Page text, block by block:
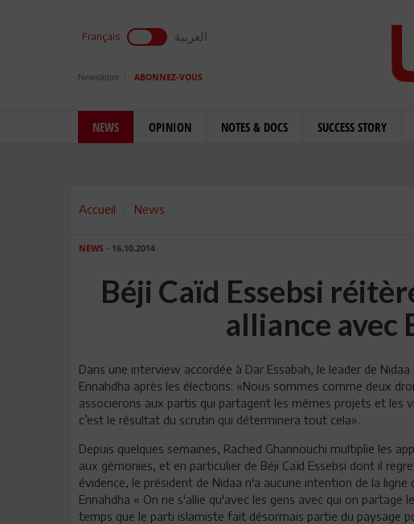
Français العربية
Newsletter ABONNEZ-VOUS
NEWS OPINION NOTES & DOCS SUCCESS STORY
Accueil News
NEWS - 16.10.2014
Béji Caïd Essebsi
alliance avec
Dans une interview accordée à Dar Essabah, le leader de
Ennahdha après les élections: «Nous sommes comme deux
associerons aux partis qui partagent les mêmes projets et les
c’est le résultat du scrutin qui déterminera tout cela».
Depuis quelques semaines, Rached Ghannouchi multiplie les
aux gémonies, et en particulier de Béji Caïd Essebsi dont il
évidence, le président de Nidaa n'a aucune intention de la
Ennahdha « On ne s'allie qu'avec les gens avec qui on partage
temps que le parti islamiste fait désormais partie du paysage